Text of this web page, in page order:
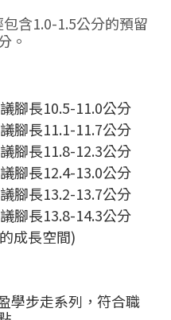
含1.0-1.5公分的預留
。
腳長10.5-11.0公分
腳長11.1-11.7公分
腳長11.8-12.3公分
腳長12.4-13.0公分
腳長13.2-13.7公分
腳長13.8-14.3公分
成長空間)
學步走系列，符合職